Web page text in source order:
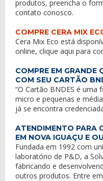
produtos, preencha o
contato conosco.
COMPRE CERA MIX
Cera Mix Eco está
online, clique aqui para
COMPRE EM GRANDE
COM SEU CARTÃO
“O Cartão BNDES é
micro e pequenas e
já se encontra
ATENDIMENTO PARA
EM NOVA IGUAÇU E
Fundada em 1992 com
laboratório de P&D, a
fabricando e
outros produtos. Entre